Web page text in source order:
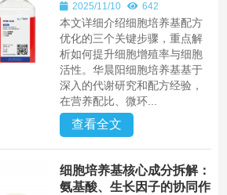
2025/11/10 642
本文详细介绍细胞培养基配方
优化的三个关键步骤，重点解
析如何提升细胞增殖率与细胞
活性。华晨阳细胞培养基基于
深入的代谢研究和配方经验，
在营养配比、微环...
查看全文
细胞培养基核心成分拆解：
氨基酸、生长因子的协同作